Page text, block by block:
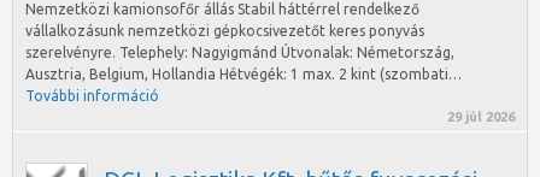
Nemzetközi kamionsofőr állás Stabil háttérrel rendelkező
vállalkozásunk nemzetközi gépkocsivezetőt keres ponyvás
szerelvényre. Telephely: Nagyigmánd Útvonalak: Németország,
Ausztria, Belgium, Hollandia Hétvégék: 1 max. 2 kint (szombati…
További információ
29 júl 2026